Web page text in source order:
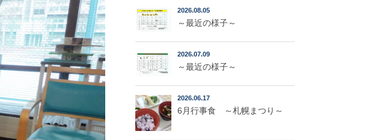
2026.08.05
～最近の様子～
2026.07.09
～最近の様子～
2026.06.17
6月行事食 ～札幌まつり～